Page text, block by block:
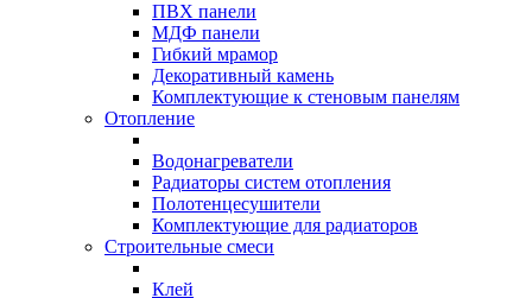
ПВХ панели
МДФ панели
Гибкий мрамор
Декоративный камень
Комплектующие к стеновым панелям
Отопление
Водонагреватели
Радиаторы систем отопления
Полотенцесушители
Комплектующие для радиаторов
Строительные смеси
Клей